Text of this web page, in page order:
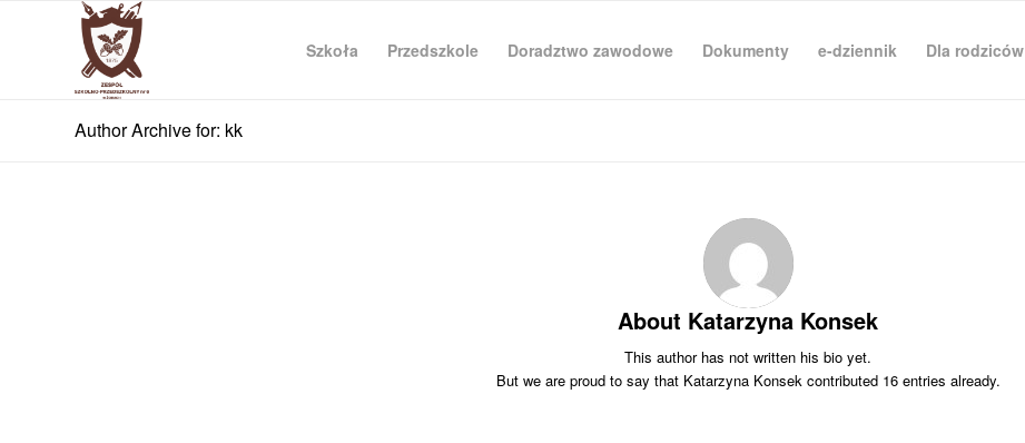
Szkoła Przedszkole Doradztwo zawodowe Dokumenty e-dziennik Dla rodziców
Author Archive for: kk
About Katarzyna Konsek
This author has not written his bio yet.
But we are proud to say that Katarzyna Konsekcontributed 16 entries already.